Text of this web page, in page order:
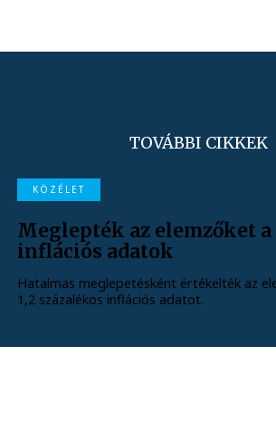
TOVÁBBI CIKKEK
KÖZÉLET
Meglepték az elemzőket
inflációs adatok
Hatalmas meglepetésként értékelték az
1,2 százalékos inflációs adatot.